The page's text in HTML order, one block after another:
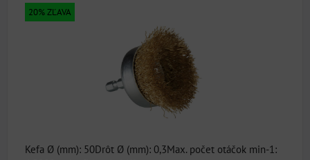
20% ZĽAVA
Kefa Ø (mm): 50Drôt Ø (mm): 0,3Max. počet otáčok min-1: